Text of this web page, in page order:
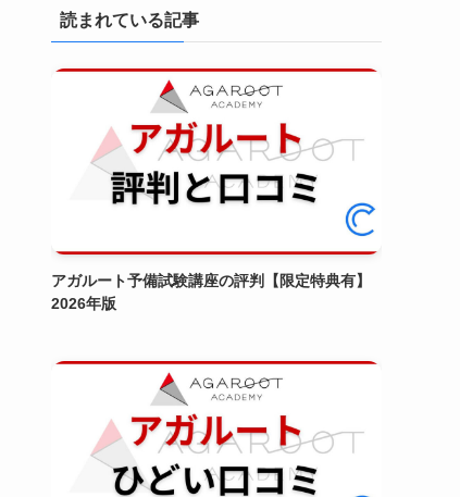
読まれている記事
アガルート予備試験講座の評判【限定特典有】
2026年版